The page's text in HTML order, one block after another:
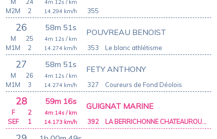
355
4m 12s / km
14.294 km/h
M2M
2
26 58m 51s
353
POUVREAU BENOIST
4m 12s / km
14.274 km/h
M
25
M1M
2 Le blanc athlétisme
27 58m 51s
327
FETY ANTHONY
4m 12s / km
14.274 km/h
M
26
M1M
3 Coureurs de Fond Déolois
28 59m 16s
392
GUIGNAT MARINE
4m 14s / km
14.173 km/h
F
2
SEF
1 LA BERRICHONNE CHATEAUROUX ATHLETIC CLUB